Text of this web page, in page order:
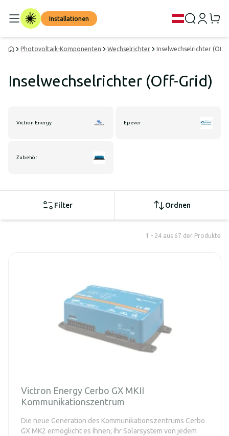
Installationen
Photovoltaik-Komponenten Wechselrichter Inselwechselrichter (Off-
Inselwechselrichter (Off-Grid)
Victron Energy Epever
Zubehör
Filter Ordnen
1 - 24 aus 67 der Produkte
Victron Energy Cerbo GX MKII
Kommunikationszentrum
Die neue Generation des Kommunikationszentrums Cerbo
GX MK2 ermöglicht es Ihnen, Ihr Solarsystem von jedem